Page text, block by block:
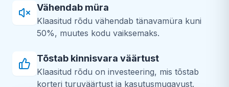
Vähendab müra
Klaasitud rõdu vähendab tänavamüra kuni
50%, muutes kodu vaiksemaks.
Tõstab kinnisvara väärtust
Klaasitud rõdu on investeering, mis tõstab
korteri turuväärtust ja kasutusmugavust.